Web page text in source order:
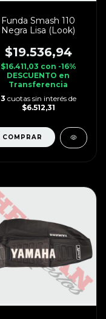
Funda Smash 110
Negra Lisa (Look)
$19.536,94
$16.411,03 con -16%
DESCUENTO en
Transferencia
3 cuotas sin interés de
$6.512,31